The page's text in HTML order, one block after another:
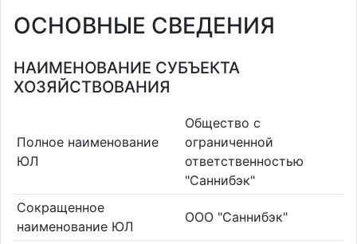
ОСНОВНЫЕ СВЕДЕНИЯ
НАИМЕНОВАНИЕ СУБЪЕКТА
ХОЗЯЙСТВОВАНИЯ
Полное наименование
ЮЛ
Общество с
ограниченной
ответственностью
"Саннибэк"
Сокращенное
наименование ЮЛ
ООО "Саннибэк"